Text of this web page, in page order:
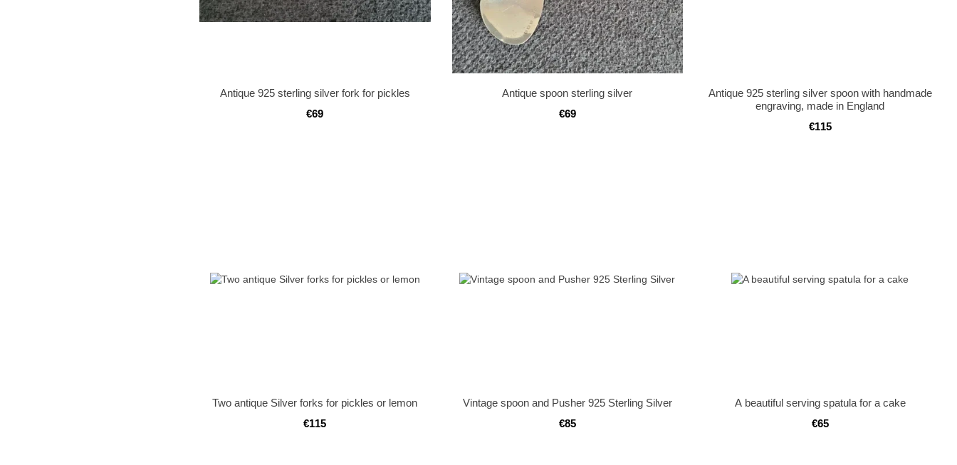
Antique 925 sterling silver fork for pickles
€69
Antique spoon sterling silver
€69
Antique 925 sterling silver spoon with handmade
engraving, made in England
€115
Two antique Silver forks for pickles or lemon
€115
Vintage spoon and Pusher 925 Sterling Silver
€85
A beautiful serving spatula for a cake
€65